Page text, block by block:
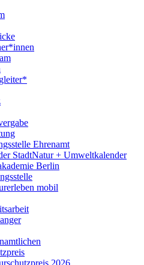
Ehrenamt
StadtNatur + Umweltkalender
Berlin
mobil
2026